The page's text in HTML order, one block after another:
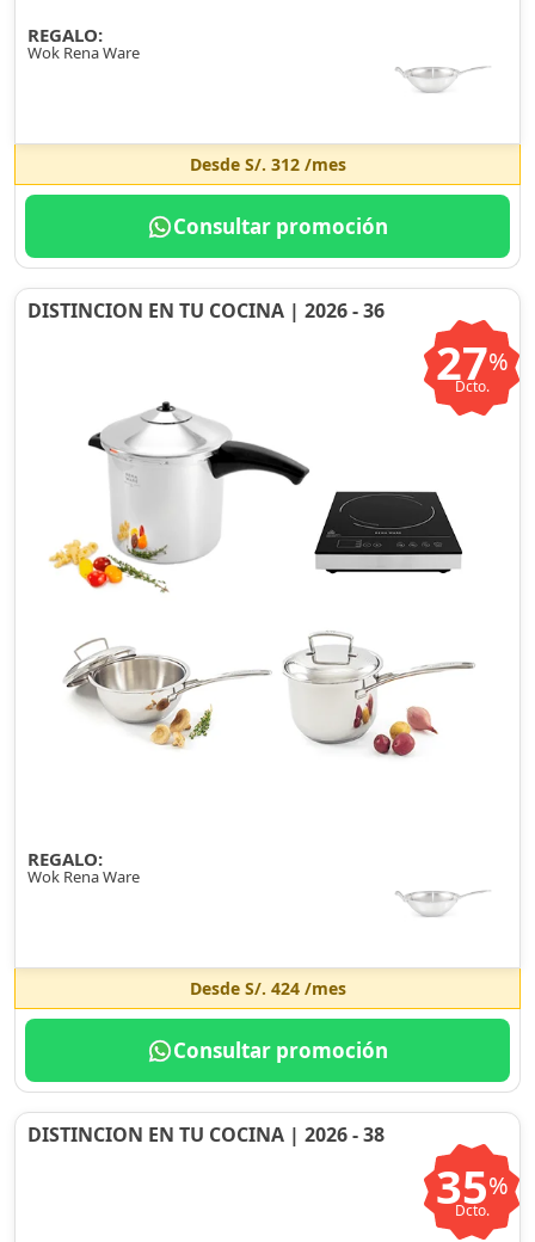
REGALO:
Wok Rena Ware
Desde S/. 312/mes
Consultar promoción
DISTINCION EN TU COCINA | 2026 - 36
27%
Dcto.
REGALO:
Wok Rena Ware
Desde S/. 424/mes
Consultar promoción
DISTINCION EN TU COCINA | 2026 - 38
35%
Dcto.